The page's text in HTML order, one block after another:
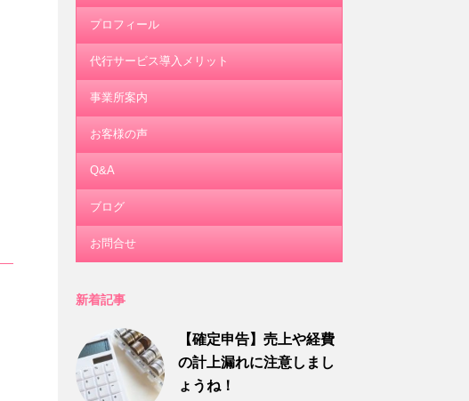
プロフィール
代行サービス導入メリット
事業所案内
お客様の声
Q&A
ブログ
お問合せ
新着記事
【確定申告】売上や経費
の計上漏れに注意しまし
ょうね！